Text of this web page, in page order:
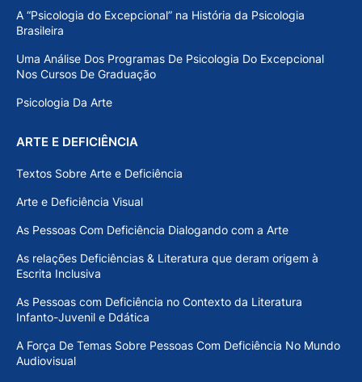
A “Psicologia do Excepcional” na História da Psicologia
Brasileira
Uma Análise Dos Programas De Psicologia Do Excepcional
Nos Cursos De Graduação
Psicologia Da Arte
ARTE E DEFICIÊNCIA
Textos Sobre Arte e Deficiência
Arte e Deficiência Visual
As Pessoas Com Deficiência Dialogando com a Arte
As relações Deficiências & Literatura que deram origem à
Escrita Inclusiva
As Pessoas com Deficiência no Contexto da Literatura
Infanto-Juvenil e Ddática
A Força De Temas Sobre Pessoas Com Deficiência No Mundo
Audiovisual